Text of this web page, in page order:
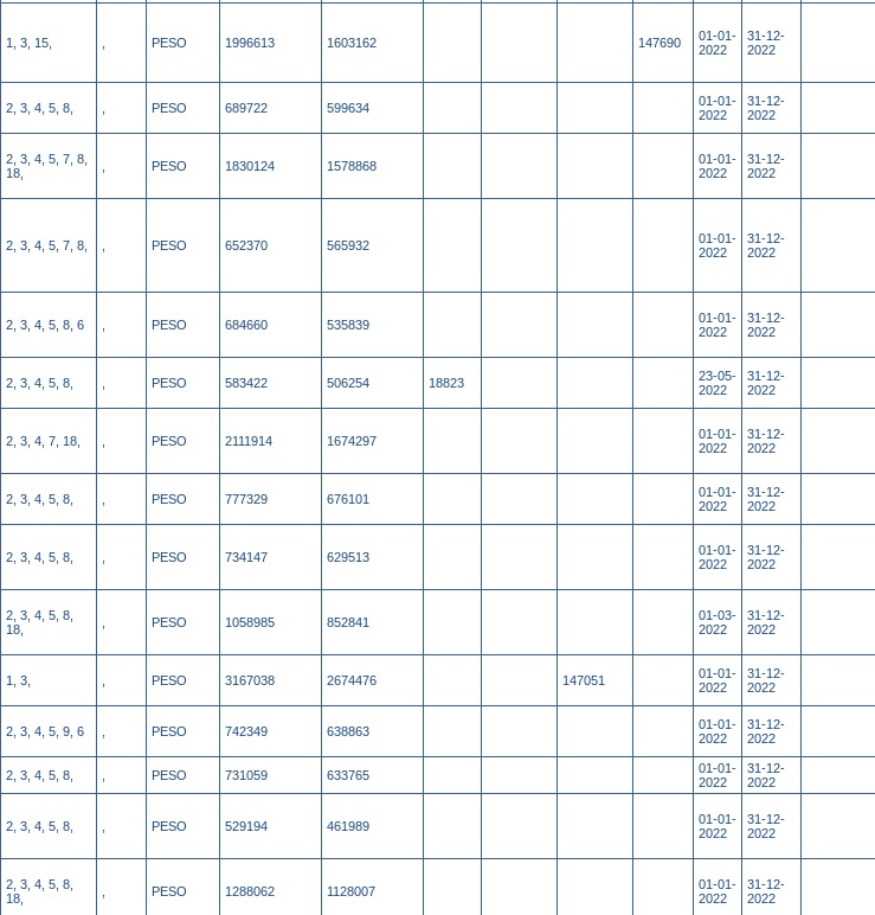
1, 3, 15, PESO 1996613 1603162 147690
01-01-
2022
31-12-
2022
2, 3, 4, 5, 8, PESO 689722 599634
01-01-
2022
31-12-
2022
2, 3, 4, 5, 7, 8,
18,
PESO 1830124 1578868
01-01-
2022
31-12-
2022
2, 3, 4, 5, 7, 8, PESO 652370 565932
01-01-
2022
31-12-
2022
2, 3, 4, 5, 8, 6 PESO 684660 535839
01-01-
2022
31-12-
2022
2, 3, 4, 5, 8, PESO 583422 506254 18823
23-05-
2022
31-12-
2022
2, 3, 4, 7, 18, PESO 2111914 1674297
01-01-
2022
31-12-
2022
2, 3, 4, 5, 8, PESO 777329 676101
01-01-
2022
31-12-
2022
2, 3, 4, 5, 8, PESO 734147 629513
01-01-
2022
31-12-
2022
2, 3, 4, 5, 8,
18,
PESO 1058985 852841
01-03-
2022
31-12-
2022
1, 3, PESO 3167038 2674476 147051
01-01-
2022
31-12-
2022
2, 3, 4, 5, 9, 6 PESO 742349 638863
01-01-
2022
31-12-
2022
2, 3, 4, 5, 8, PESO 731059 633765
01-01-
2022
31-12-
2022
2, 3, 4, 5, 8, PESO 529194 461989
01-01-
2022
31-12-
2022
2, 3, 4, 5, 8,
18,
PESO 1288062 1128007
01-01-
2022
31-12-
2022